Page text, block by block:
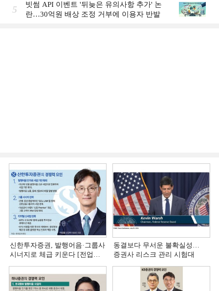
5
빗썸 API 이벤트 '뒤늦은 유의사항 추가' 논
란…30억원 배상 조정 거부에 이용자 반발
신한투자증권, 발행어음·그룹사
시너지로 체급 키운다 [전업계
동결보다 무서운 불확실성…
증권사 리스크 관리 시험대